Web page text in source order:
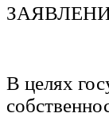
В целях